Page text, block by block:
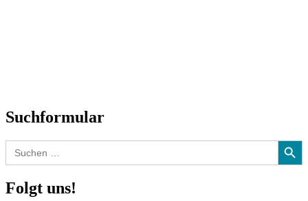
Suchformular
Search
for:
Search Button
Folgt uns!